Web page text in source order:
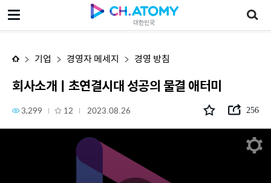
대한민국
회사소개ㅣ초연결시대 성공의 물결 애터미
기업 경영자 메세지 경영 방침
회사소개ㅣ초연결시대 성공의 물결 애터미
3,299 12 2023.08.26 256